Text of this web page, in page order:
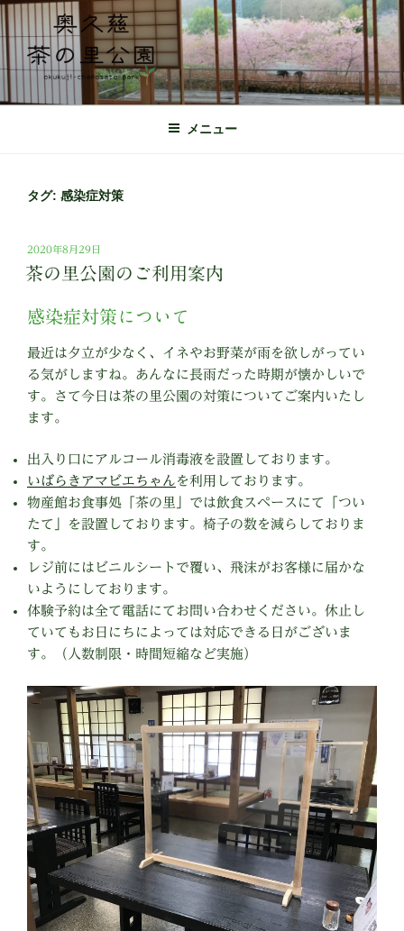
コ
ン
テ
ン
ツ
奥久慈茶の里公園 公式ホームページ
日本最北端の茶の産地 奥久慈茶の体験施設
メニュー
タグ: 感染症対策
投
稿
日:
2020年8月29日
茶の里公園のご利用案内
感染症対策について
最近は夕立が少なく、イネやお野菜が雨を欲しがってい
る気がしますね。あんなに長雨だった時期が懐かしいで
す。さて今日は茶の里公園の対策についてご案内いたし
ます。
出入り口にアルコール消毒液を設置しております。
いばらきアマビエちゃん を利用しております。
物産館お食事処「茶の里」では飲食スペースにて「つい
たて」を設置しております。椅子の数を減らしておりま
す。
レジ前にはビニルシートで覆い、飛沫がお客様に届かな
いようにしております。
体験予約は全て電話にてお問い合わせください。休止し
ていてもお日にちによっては対応できる日がございま
す。（人数制限・時間短縮など実施）